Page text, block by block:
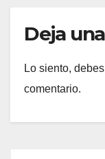
Deja
Lo siento,
comentario.